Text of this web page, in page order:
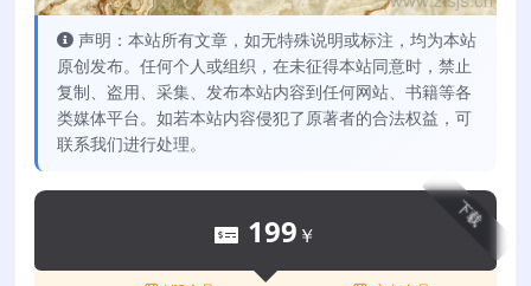
声明：本站所有文章，如无特殊说明或标注，均为本站
原创发布。任何个人或组织，在未征得本站同意时，禁止
复制、盗用、采集、发布本站内容到任何网站、书籍等各
类媒体平台。如若本站内容侵犯了原著者的合法权益，可
联系我们进行处理。
下载
199 ￥